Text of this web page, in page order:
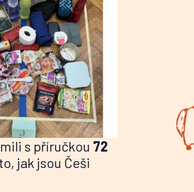
s příručkou 72
jak jsou Češi